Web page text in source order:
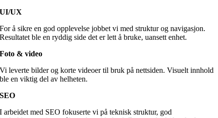
UI/UX
For å sikre en god opplevelse jobbet vi med struktur og navigasjon.
Resultatet ble en ryddig side det er lett å bruke, uansett enhet.
Foto & video
Vi leverte bilder og korte videoer til bruk på nettsiden. Visuelt innhold
ble en viktig del av helheten.
SEO
I arbeidet med SEO fokuserte vi på teknisk struktur, god